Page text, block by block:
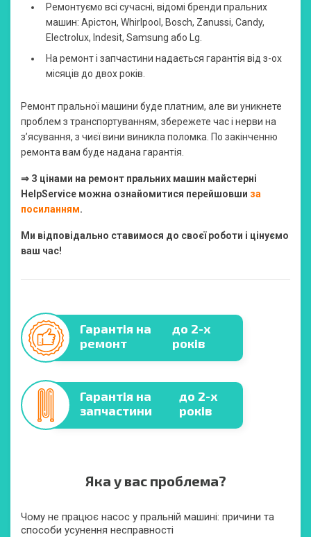
Ремонтуємо всі сучасні, відомі бренди пральних
машин: Арістон, Whirlpool, Bosch, Zanussi, Candy,
Electrolux, Indesit, Samsung або Lg.
На ремонт і запчастини надається гарантія від з-ох
місяців до двох років.
Ремонт пральної машини буде платним, але ви уникнете
проблем з транспортуванням, збережете час і нерви на
з’ясування, з чиєї вини виникла поломка. По закінченню
ремонта вам буде надана гарантія.
⇒ З цінами на ремонт пральних машин майстерні
HelpService можна ознайомитися перейшовши за
посиланням.
Ми відповідально ставимося до своєї роботи і цінуємо
ваш час!
Гарантія на
ремонт
до 2-х
років
Гарантія на
запчастини
до 2-х
років
Яка у вас проблема?
Чому не працює насос у пральній машині: причини та
способи усунення несправності